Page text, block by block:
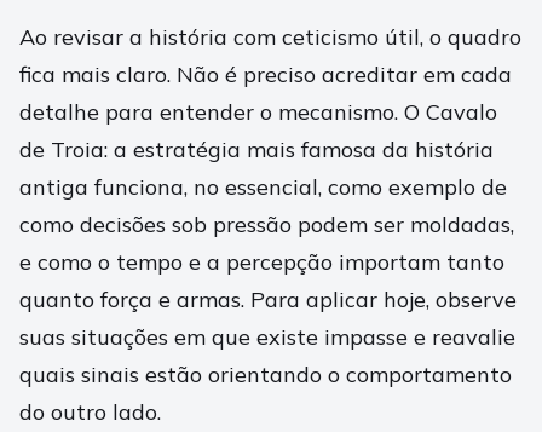
Ao revisar a história com ceticismo útil, o quadro
fica mais claro. Não é preciso acreditar em cada
detalhe para entender o mecanismo. O Cavalo
de Troia: a estratégia mais famosa da história
antiga funciona, no essencial, como exemplo de
como decisões sob pressão podem ser moldadas,
e como o tempo e a percepção importam tanto
quanto força e armas. Para aplicar hoje, observe
suas situações em que existe impasse e reavalie
quais sinais estão orientando o comportamento
do outro lado.